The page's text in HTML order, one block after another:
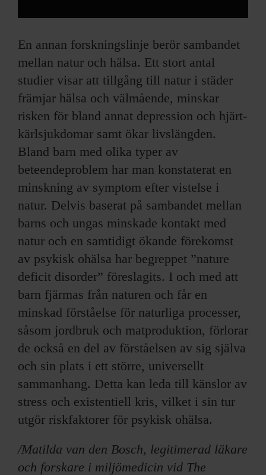
En annan forskningslinje berör sambandet
mellan natur och hälsa. Ett stort antal
studier visar att tillgång till natur i städer
främjar hälsa och välmående, minskar
risken för bland annat depression och hjärt-
kärlsjukdomar samt ökar livslängden.
Bland barn med olika typer av
beteendeproblem har man konstaterat en
minskning av symptom efter vistelse i
natur. Delvis baserat på sambandet mellan
barns och ungas minskade kontakt med
natur och en samtidigt ökande förekomst
av psykisk ohälsa har begreppet ”nature
deficit disorder” föreslagits. I och med att
barn fjärmas från naturen och får en
minskad förståelse för naturliga processer,
såsom jordbruk och matproduktion, förlorar
de också en del av förståelsen av sig själva
och sin plats i ett större, universellt
sammanhang. Detta kan leda till känslor av
stress och existentiell kris, vilket i sin tur
utgör riskfaktorer för psykisk ohälsa.
/Matilda van den Bosch, legitimerad läkare
och forskare i miljömedicin vid The